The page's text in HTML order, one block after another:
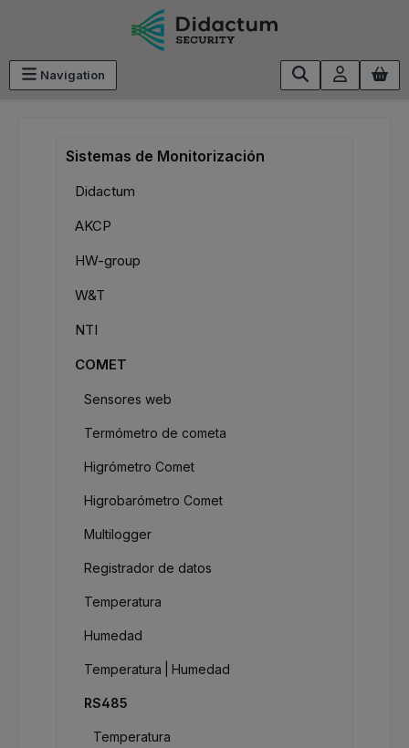
Saltar al contenido principal
Navigation
Sistemas de Monitorización
Didactum
AKCP
HW-group
W&T
NTI
COMET
Sensores web
Termómetro de cometa
Higrómetro Comet
Higrobarómetro Comet
Multilogger
Registrador de datos
Temperatura
Humedad
Temperatura | Humedad
RS485
Temperatura